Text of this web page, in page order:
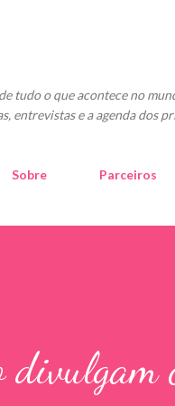
tudo o que acontece no
entrevistas e a agenda dos
Sobre Parceiros